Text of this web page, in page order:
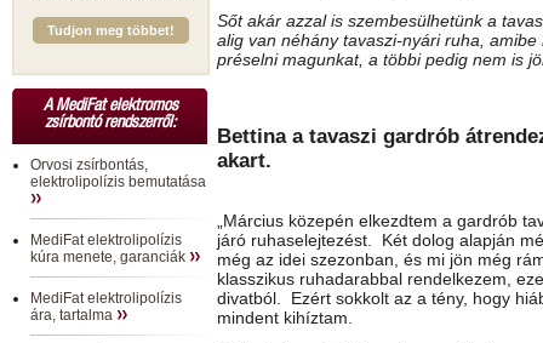
Tudjon meg többet!
A MediFat elektromos
zsírbontó rendszerről:
Orvosi zsírbontás,
elektrolipolízis bemutatása
MediFat elektrolipolízis
kúra menete, garanciák
MediFat elektrolipolízis
ára, tartalma
Sőt akár azzal is szembesülhetünk a
alig van néhány tavaszi-nyári ruha,
préselni magunkat, a többi pedig nem is
Bettina a tavaszi gardrób
akart.
„Március közepén elkezdtem a gardrób
járó ruhaselejtezést. Két dolog alapján
még az idei szezonban, és mi jön még
klasszikus ruhadarabbal rendelkezem,
divatból. Ezért sokkolt az a tény, hogy
mindent kihíztam.